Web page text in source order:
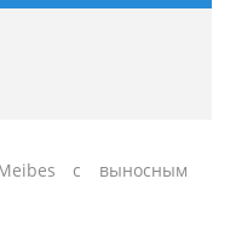
Meibes с выносным